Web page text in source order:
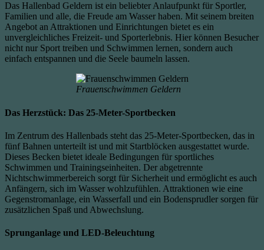
Das Hallenbad Geldern ist ein beliebter Anlaufpunkt für Sportler,
Familien und alle, die Freude am Wasser haben. Mit seinem breiten
Angebot an Attraktionen und Einrichtungen bietet es ein
unvergleichliches Freizeit- und Sporterlebnis. Hier können Besucher
nicht nur Sport treiben und Schwimmen lernen, sondern auch
einfach entspannen und die Seele baumeln lassen.
Frauenschwimmen Geldern
Das Herzstück: Das 25-Meter-Sportbecken
Im Zentrum des Hallenbads steht das 25-Meter-Sportbecken, das in
fünf Bahnen unterteilt ist und mit Startblöcken ausgestattet wurde.
Dieses Becken bietet ideale Bedingungen für sportliches
Schwimmen und Trainingseinheiten. Der abgetrennte
Nichtschwimmerbereich sorgt für Sicherheit und ermöglicht es auch
Anfängern, sich im Wasser wohlzufühlen. Attraktionen wie eine
Gegenstromanlage, ein Wasserfall und ein Bodensprudler sorgen für
zusätzlichen Spaß und Abwechslung.
Sprunganlage und LED-Beleuchtung